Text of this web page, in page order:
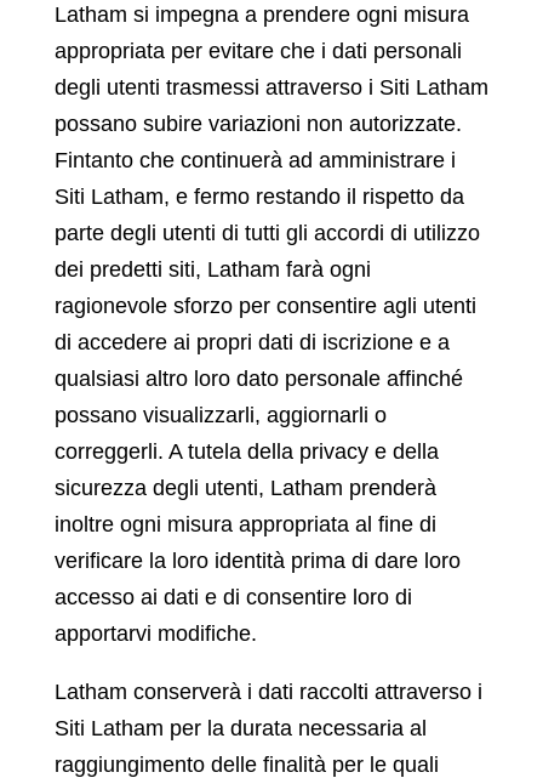
Latham si impegna a prendere ogni misura
appropriata per evitare che i dati personali
degli utenti trasmessi attraverso i Siti Latham
possano subire variazioni non autorizzate.
Fintanto che continuerà ad amministrare i
Siti Latham, e fermo restando il rispetto da
parte degli utenti di tutti gli accordi di utilizzo
dei predetti siti, Latham farà ogni
ragionevole sforzo per consentire agli utenti
di accedere ai propri dati di iscrizione e a
qualsiasi altro loro dato personale affinché
possano visualizzarli, aggiornarli o
correggerli. A tutela della privacy e della
sicurezza degli utenti, Latham prenderà
inoltre ogni misura appropriata al fine di
verificare la loro identità prima di dare loro
accesso ai dati e di consentire loro di
apportarvi modifiche.
Latham conserverà i dati raccolti attraverso i
Siti Latham per la durata necessaria al
raggiungimento delle finalità per le quali